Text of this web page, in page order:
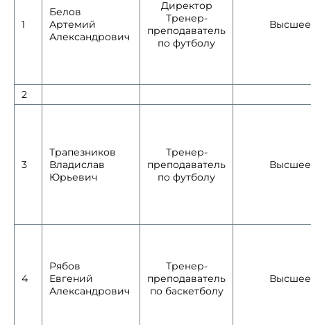
1
Белов
Артемий
Александрович
Директор
Тренер-
преподаватель
по футболу
Высшее
2
3
Трапезников
Владислав
Юрьевич
Тренер-
преподаватель
по футболу
Высшее
4
Рябов
Евгений
Александрович
Тренер-
преподаватель
по баскетболу
Высшее